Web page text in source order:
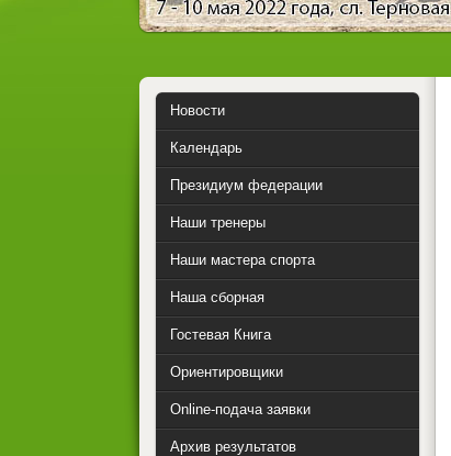
Новости
Календарь
Президиум федерации
Наши тренеры
Наши мастера спорта
Наша сборная
Гостевая Книга
Ориентировщики
Online-подача заявки
Архив результатов